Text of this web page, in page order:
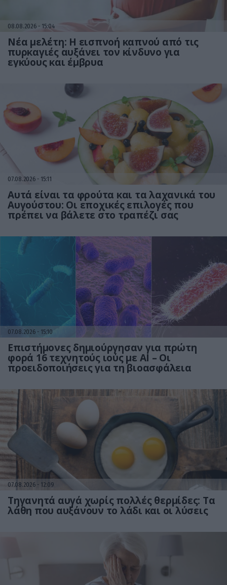
08.08.2026 15:04
Νέα μελέτη: Η εισπνοή καπνού από τις
πυρκαγιές αυξάνει τον κίνδυνο για
εγκύους και έμβρυα
07.08.2026 15:11
Αυτά είναι τα φρούτα και τα λαχανικά του
Αυγούστου: Οι εποχικές επιλογές που
πρέπει να βάλετε στο τραπέζι σας
07.08.2026 15:10
Επιστήμονες δημιούργησαν για πρώτη
φορά 16 τεχνητούς ιούς με AI – Οι
προειδοποιήσεις για τη βιοασφάλεια
07.08.2026 12:09
Τηγανητά αυγά χωρίς πολλές θερμίδες: Τα
λάθη που αυξάνουν το λάδι και οι λύσεις